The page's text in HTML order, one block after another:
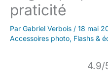
praticité
Par Gabriel Verbois / 18 mai
Accessoires photo, Flashs &
4.9/